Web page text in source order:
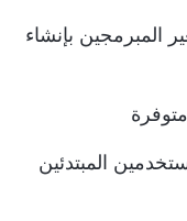
المبرمجين بإنشاء
المبتدئين